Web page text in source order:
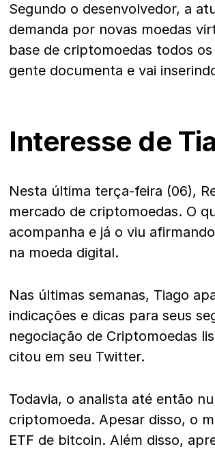
Segundo o desenvolvedor, a
demanda por novas moedas
base de criptomoedas todos
gente documenta e vai
Interesse de
Nesta última terça-feira (06),
mercado de criptomoedas. O
acompanha e já o viu
na moeda digital.
Nas últimas semanas, Tiago
indicações e dicas para seus
negociação de Criptomoedas
citou em seu Twitter.
Todavia, o analista até então
criptomoeda. Apesar disso, o
ETF de bitcoin. Além disso,